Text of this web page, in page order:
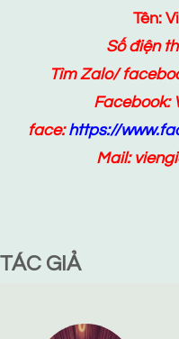
Tên:
Số điện
Tìm Zalo/
Facebook:
face:https://
Mail:
TÁC GIẢ